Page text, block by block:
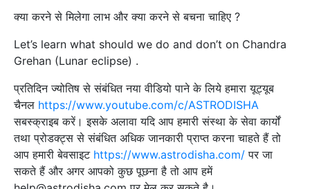
क्या करने से मिलेगा लाभ और क्या करने से बचना चाहिए ?
Let’s learn what should we do and don’t on Chandra
Grehan (Lunar eclipse) .
प्रतिदिन ज्योतिष से संबंधित नया वीडियो पाने के लिये हमारा यूट्यूब
चैनल https://www.youtube.com/c/ASTRODISHA
सबस्‍क्राइब करें। इसके अलावा यदि आप हमारी संस्था के सेवा कार्यों
तथा प्रोडक्ट्स से संबंधित अधिक जानकारी प्राप्‍त करना चाहते हैं तो
आप हमारी बेवसाइट https://www.astrodisha.com/ पर जा
सकते हैं और अगर आपको कुछ पूछना है तो आप हमें